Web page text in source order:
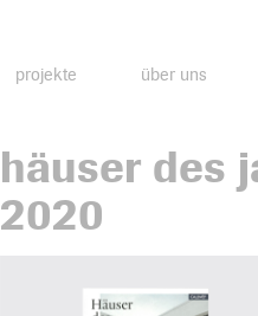
projekte über uns
häuser des
2020